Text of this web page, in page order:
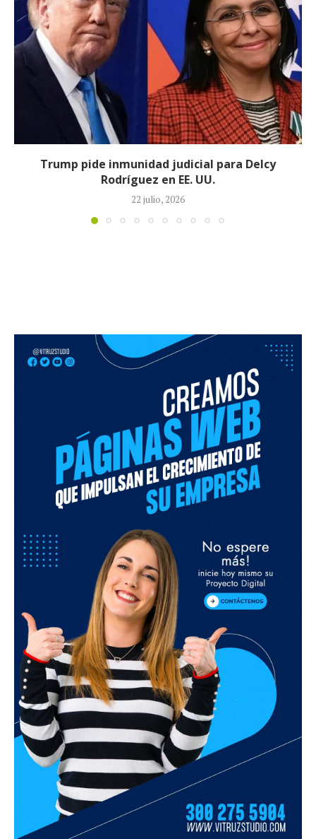
Johan Sebastián Durán, el colombiano que murió
durante operativo de ICE en...
14 julio, 2026